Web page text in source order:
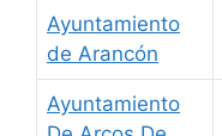
Ayuntamiento
de Arancón
Ayuntamiento